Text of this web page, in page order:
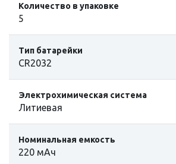
Количество в упаковке
5
Тип батарейки
CR2032
Электрохимическая система
Литиевая
Номинальная емкость
220 мАч